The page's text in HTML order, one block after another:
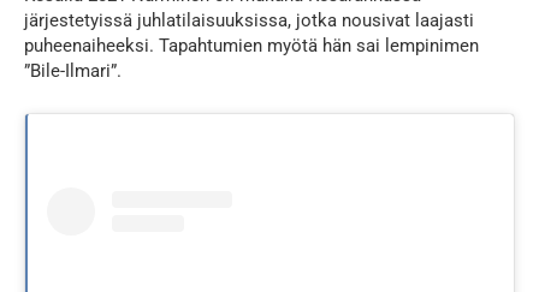
järjestetyissä juhlatilaisuuksissa, jotka nousivat laajasti
puheenaiheeksi. Tapahtumien myötä hän sai lempinimen
”Bile-Ilmari”.